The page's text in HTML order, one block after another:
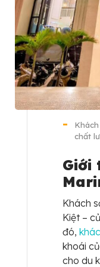
chất
Giới
Khách
Kiệt –
đó,
khoái
cho du